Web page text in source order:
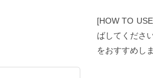
[HOW TO
ばしてくださ
をおすすめしま